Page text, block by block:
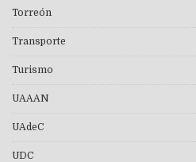
Torreón
Transporte
Turismo
UAAAN
UAdeC
UDC